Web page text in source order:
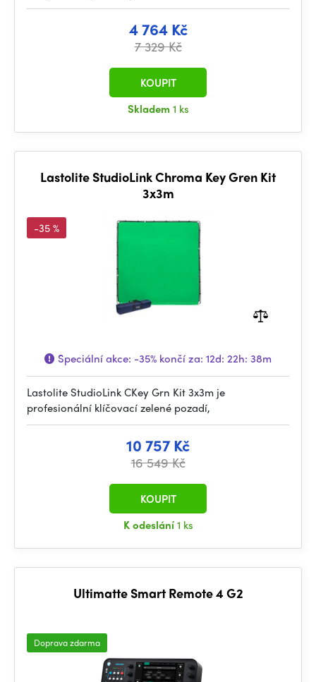
4 764 Kč
7 329 Kč
Skladem1 ks
KOUPIT
Lastolite StudioLink Chroma Key Gren Kit
3x3m
-35 %
Speciální akce: -35% končí za: 12d: 22h: 38m
Lastolite StudioLink CKey Grn Kit 3x3m je
profesionální klíčovací zelené pozadí,
10 757 Kč
16 549 Kč
K odeslání1 ks
KOUPIT
Ultimatte Smart Remote 4 G2
Doprava zdarma